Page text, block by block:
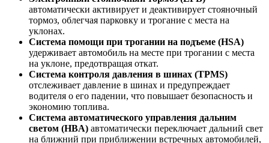
автоматически активирует и деактивирует стояночный
тормоз, облегчая парковку и трогание с места на
уклонах.
Система помощи при трогании на подъеме (HSA)
удерживает автомобиль на месте при трогании с места
на уклоне, предотвращая откат.
Система контроля давления в шинах (TPMS)
отслеживает давление в шинах и предупреждает
водителя о его падении, что повышает безопасность и
экономию топлива.
Система автоматического управления дальним
светом (HBA) автоматически переключает дальний свет
на ближний при приближении встречных автомобилей,